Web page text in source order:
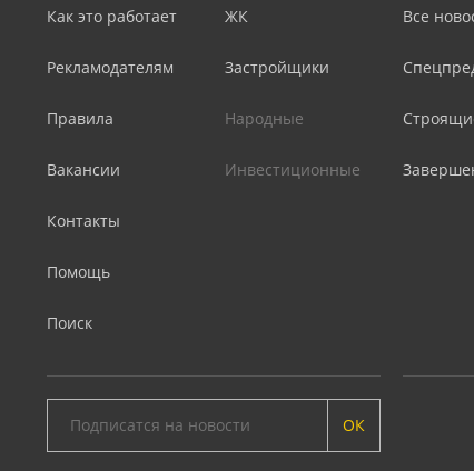
Как это работает
Рекламодателям
Правила
Вакансии
Контакты
Помощь
Поиск
ЖК
Застройщики
Народные
Инвестиционные
Все
ОК